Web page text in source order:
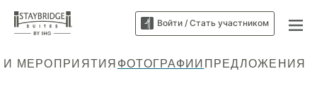
Войти / Стать участником
И МЕРОПРИЯТИЯФОТОГРАФИИПРЕДЛОЖЕНИЯ